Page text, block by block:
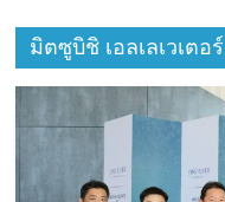
มิตซูบิชิ เอลเลเวเตอร์